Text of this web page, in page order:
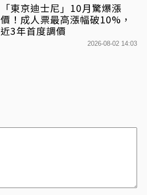
「東京迪士尼」10月驚爆漲
價！成人票最高漲幅破10%，
近3年首度調價
2026-08-02 14:03